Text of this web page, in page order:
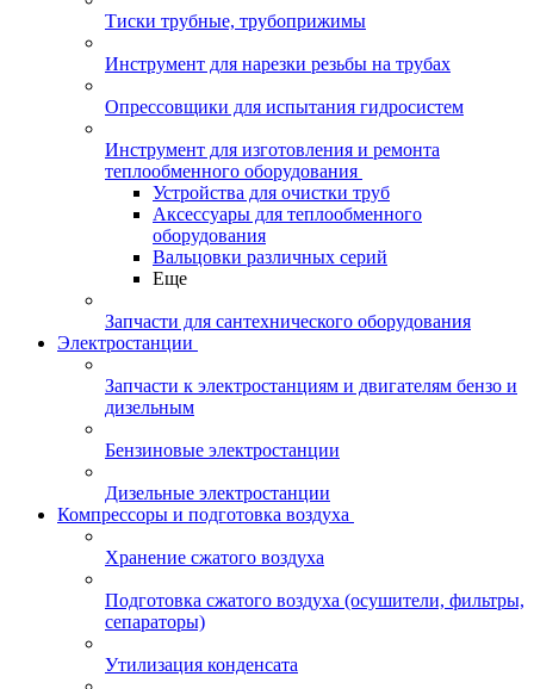
Тиски трубные, трубоприжимы
Инструмент для нарезки резьбы на трубах
Опрессовщики для испытания гидросистем
Инструмент для изготовления и ремонта
теплообменного оборудования
Устройства для очистки труб
Аксессуары для теплообменного
оборудования
Вальцовки различных серий
Еще
Запчасти для сантехнического оборудования
Электростанции
Запчасти к электростанциям и двигателям бензо и
дизельным
Бензиновые электростанции
Дизельные электростанции
Компрессоры и подготовка воздуха
Хранение сжатого воздуха
Подготовка сжатого воздуха (осушители, фильтры,
сепараторы)
Утилизация конденсата